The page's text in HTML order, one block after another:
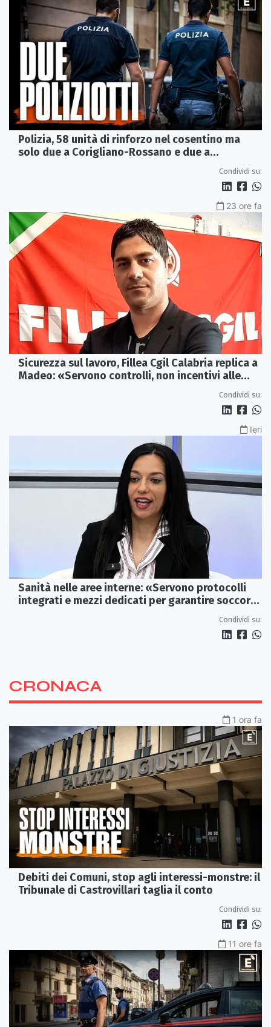
Polizia, 58 unità di rinforzo nel cosentino ma
solo due a Corigliano-Rossano e due a
Condividi su:
23 ore fa
Sicurezza sul lavoro, Fillea Cgil Calabria replica a
Madeo: «Servono controlli, non incentivi alle
Condividi su:
Ieri
Sanità nelle aree interne: «Servono protocolli
integrati e mezzi dedicati per garantire soccorsi
Condividi su:
CRONACA
1 ora fa
Debiti dei Comuni, stop agli interessi-monstre: il
Tribunale di Castrovillari taglia il conto
Condividi su:
11 ore fa